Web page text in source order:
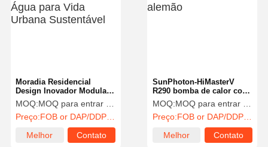
SunPhoton-HiMasterV
R290 bomba de calor com
certificado BAFA alemão
MOQ:MOQ para entrar em contato com vendas
Preço:FOB or DAP/DDP to contact sales
Melhor
Contato
Moradia Residencial
Design Inovador Modular
Sistemas de Isolamento e
Uso de Água para Vida
Urbana Sustentável
MOQ:MOQ para entrar em contato com vendas
Preço:FOB or DAP/DDP to contact sales
Melhor
Contato